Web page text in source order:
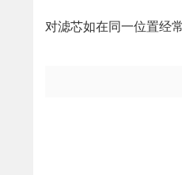
对滤芯如在同一位置经